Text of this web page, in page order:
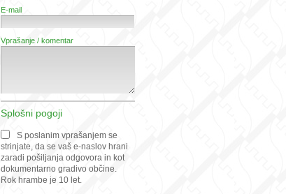
E-mail
Vprašanje / komentar
Splošni pogoji
S poslanim vprašanjem se
strinjate, da se vaš e-naslov hrani
zaradi pošiljanja odgovora in kot
dokumentarno gradivo občine.
Rok hrambe je 10 let.